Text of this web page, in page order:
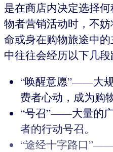
是在商店内决定选择
物者营销活动时，不
命或身在购物旅途中
中往往会经历以下几段
“唤醒意愿”——大
费者心动，成为购
“号召”——大量的
者的行动号召。
“途经十字路口